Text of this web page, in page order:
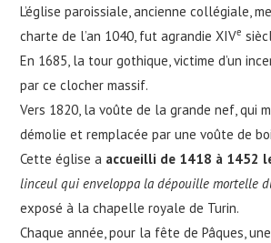
L’église paroissiale, ancienne collégiale,
charte de l’an 1040, fut agrandie XIVe
En 1685, la tour gothique, victime d’un
par ce clocher massif.
Vers 1820, la voûte de la grande nef, qui
démolie et remplacée par une voûte de
Cette église a accueilli de 1418 à 1452
linceul qui enveloppa la dépouille mortelle
exposé à la chapelle royale de Turin.
Chaque année, pour la fête de Pâques,